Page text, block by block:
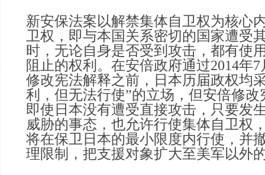
新安保法案以解禁集体自卫权为核心
卫权，即与本国关系密切的国家遭受
时，无论自身是否受到攻击，都有使
阻止的权利。在安倍政府通过2014年
修改宪法解释之前，日本历届政权均
利，但无法行使”的立场，但安倍修
即使日本没有遭受直接攻击，只要发
威胁的事态，也允许行使集体自卫权
将在保卫日本的最小限度内行使，并
理限制，把支援对象扩大至美军以外